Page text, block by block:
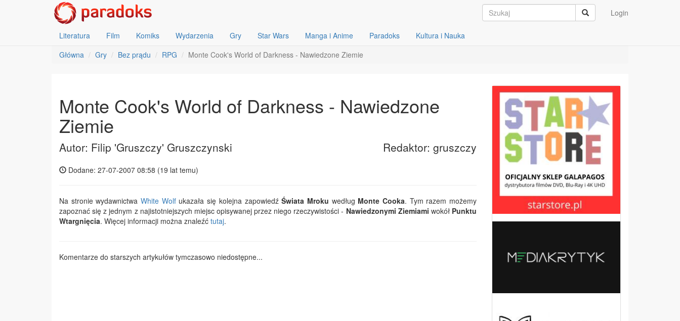
Login
Literatura Film Komiks Wydarzenia Gry Star Wars Manga i Anime Paradoks
Kultura i Nauka
Główna
Gry Bez prądu RPG Monte Cook's World of Darkness - Nawiedzone Ziemie
Monte Cook's World of Darkness - Nawiedzone
Ziemie
Autor: Filip 'Gruszczy' Gruszczynski Redaktor: gruszczy
Dodane: 27-07-2007 08:58 (19 lat temu)
Na stronie wydawnictwaWhite Wolfukazała się kolejna zapowiedźŚwiata Mroku według Monte Cooka. Tym razem możemy
zapoznać się z jednym z najistotniejszych miejsc opisywanej przez niego rzeczywistości - Nawiedzonymi Ziemiami wokół Punktu
Wtargnięcia. Więcej informacji można znaleźć tutaj.
Komentarze do starszych artykułów tymczasowo niedostępne...